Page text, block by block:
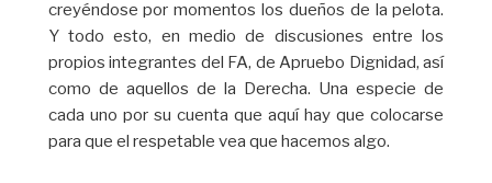
creyéndose por momentos los dueños de la pelota.
Y todo esto, en medio de discusiones entre los
propios integrantes del FA, de Apruebo Dignidad, así
como de aquellos de la Derecha. Una especie de
cada uno por su cuenta que aquí hay que colocarse
para que el respetable vea que hacemos algo.